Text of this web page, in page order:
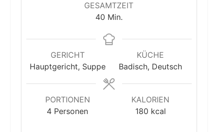
GESAMTZEIT
40Minuten
Min.
GERICHT
Hauptgericht, Suppe
KÜCHE
Badisch, Deutsch
PORTIONEN
4 Personen
KALORIEN
180 kcal